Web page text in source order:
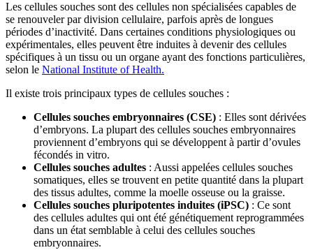
Les cellules souches sont des cellules non spécialisées capables de
se renouveler par division cellulaire, parfois après de longues
périodes d’inactivité. Dans certaines conditions physiologiques ou
expérimentales, elles peuvent être induites à devenir des cellules
spécifiques à un tissu ou un organe ayant des fonctions particulières,
selon le National Institute of Health.
Il existe trois principaux types de cellules souches :
Cellules souches embryonnaires (CSE) : Elles sont dérivées
d’embryons. La plupart des cellules souches embryonnaires
proviennent d’embryons qui se développent à partir d’ovules
fécondés in vitro.
Cellules souches adultes : Aussi appelées cellules souches
somatiques, elles se trouvent en petite quantité dans la plupart
des tissus adultes, comme la moelle osseuse ou la graisse.
Cellules souches pluripotentes induites (iPSC) : Ce sont
des cellules adultes qui ont été génétiquement reprogrammées
dans un état semblable à celui des cellules souches
embryonnaires.